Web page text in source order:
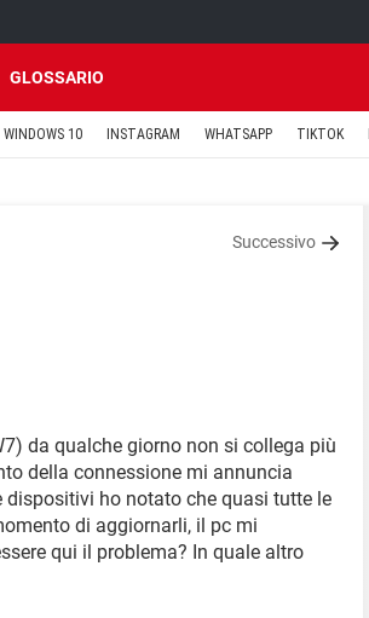
GLOSSARIO
WINDOWS 10 INSTAGRAM WHATSAPP TIKTOK
Successivo
da qualche giorno non si collega più
della connessione mi annuncia
ho notato che quasi tutte le
di aggiornarli, il pc mi
qui il problema? In quale altro